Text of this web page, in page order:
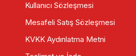
Kullanıcı Sözleşmesi
Mesafeli Satış Sözleşmesi
KVKK Aydınlatma Metni